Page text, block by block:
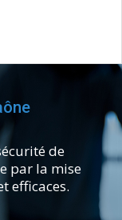
de
par la mise
efficaces.